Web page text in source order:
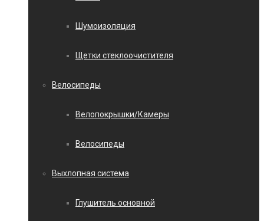
Шумоизоляция
Щетки стеклоочистителя
Велосипеды
Велопокрышки/Камеры
Велосипеды
Выхлопная система
Глушитель основной